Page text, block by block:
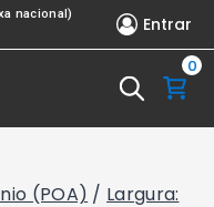
nacional) Entrar
0
(POA) / Largura: